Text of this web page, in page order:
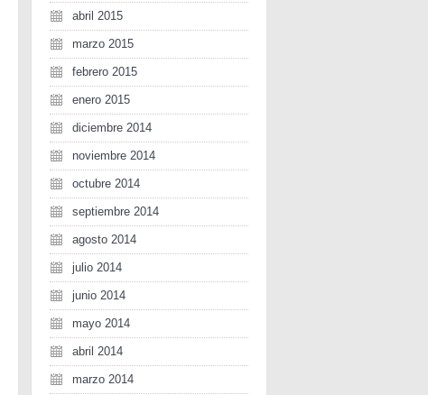
abril 2015
marzo 2015
febrero 2015
enero 2015
diciembre 2014
noviembre 2014
octubre 2014
septiembre 2014
agosto 2014
julio 2014
junio 2014
mayo 2014
abril 2014
marzo 2014